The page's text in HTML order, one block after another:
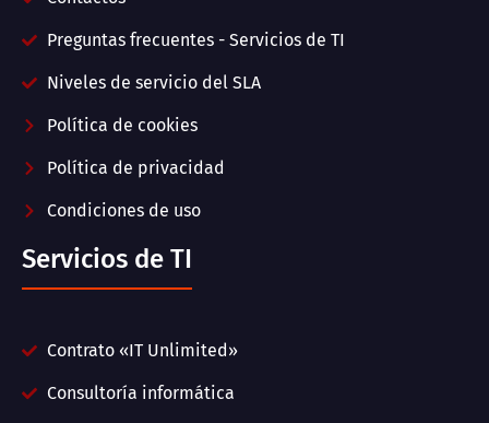
Preguntas frecuentes - Servicios de TI
Niveles de servicio del SLA
Política de cookies
Política de privacidad
Condiciones de uso
Servicios de TI
Contrato «IT Unlimited»
Consultoría informática